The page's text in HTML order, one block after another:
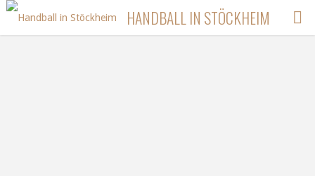
Zum
HANDBALL IN STÖCKHEIM